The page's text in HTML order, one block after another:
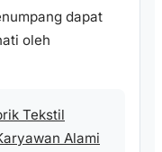
dapat
oleh
Tekstil
Alami